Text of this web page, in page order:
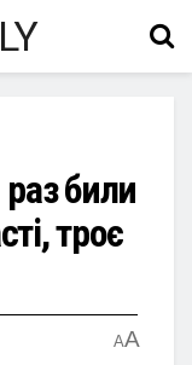
били
троє
AA